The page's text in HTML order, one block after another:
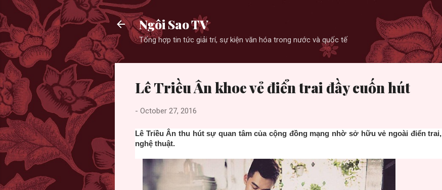
Ngôi Sao TV
Tổng hợp tin tức giải trí, sự kiện văn hóa trong nước và quốc tế
Lê Triều Ân khoe vẻ điển trai đầy cuốn hút
- October 27, 2016
Lê Triều Ân thu hút sự quan tâm của cộng đồng mạng nhờ sở hữu vẻ ngoài điển trai,
nghệ thuật.